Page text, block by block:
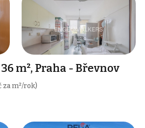
m², Praha - Břevnov
za m²/rok)